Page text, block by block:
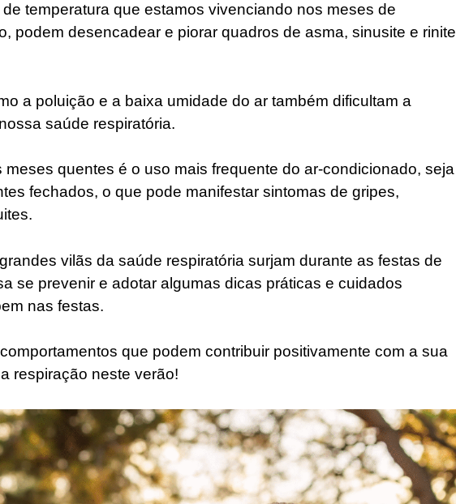
temperatura que estamos vivenciando nos meses de
podem desencadear e piorar quadros de asma, sinusite e rinite
a poluição e a baixa umidade do ar também dificultam a
saúde respiratória.
meses quentes é o uso mais frequente do ar-condicionado, seja
fechados, o que pode manifestar sintomas de gripes,
vilãs da saúde respiratória surjam durante as festas de
se prevenir e adotar algumas dicas práticas e cuidados
nas festas.
que podem contribuir positivamente com a sua
respiração neste verão!